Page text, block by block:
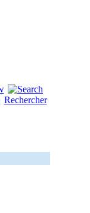
Rechercher